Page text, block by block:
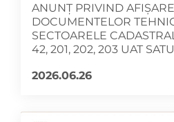
ANUNŢ PRIVIND
DOCUMENTELOR
SECTOARELE
42, 201, 202, 203 UAT
2026.06.26